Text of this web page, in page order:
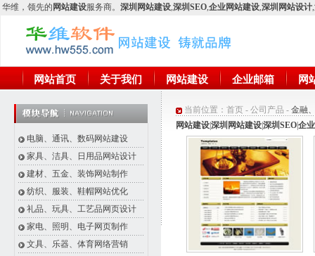
华维 ，领先的 网站建设服务商。 深圳网站建设,深圳SEO,企业网站建设,深圳网站设计,
网站首页 关于我们 网站建设 企业邮箱 网
电脑、通讯、数码网站建设
家具、洁具、日用品网站设计
建材、五金、装饰网站制作
纺织、服装、鞋帽网站优化
礼品、玩具、工艺品网页设计
家电、照明、电子网页制作
文具、乐器、体育网络营销
当前位置： 首页 - 公司产品 - 金融
网站建设深圳网站建设深圳SEO企